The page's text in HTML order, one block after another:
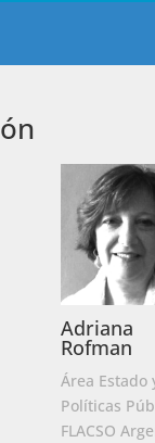
Adriana
Rofman
Área Estado
Políticas
FLACSO